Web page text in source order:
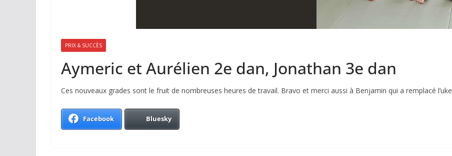
PRIX & SUCCÈS
Aymeric et Aurélien 2e dan, Jonathan 3e dan
Ces nouveaux grades sont le fruit de nombreuses heures de travail. Bravo et merci aussi à Benjamin qui a remplacé
Facebook Bluesky